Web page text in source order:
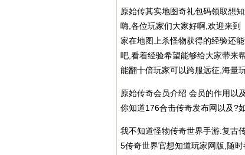
原始传其实地图奇礼包码领取想
嗨,各位玩家们大家好啊,欢迎来
家在地图上杀怪物获得的经验还
吧,看着经验希望能够给大家带来
能翻十倍玩家可以跨服远征,海量
原始传奇会员介绍 会员的作用以
你知道176合击传奇发布网以及?
我不知道怪物传奇世界手游:复古
5传奇世界官想知道玩家网版,随